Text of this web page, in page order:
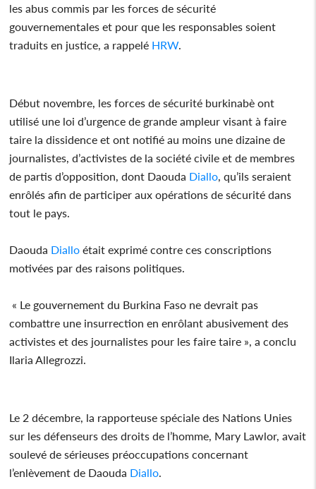
les abus commis par les forces de sécurité
gouvernementales et pour que les responsables soient
traduits en justice, a rappelé HRW.
Début novembre, les forces de sécurité burkinabè ont
utilisé une loi d’urgence de grande ampleur visant à faire
taire la dissidence et ont notifié au moins une dizaine de
journalistes, d’activistes de la société civile et de membres
de partis d’opposition, dont Daouda Diallo , qu’ils seraient
enrôlés afin de participer aux opérations de sécurité dans
tout le pays.
Daouda Diallo était exprimé contre ces conscriptions
motivées par des raisons politiques.
« Le gouvernement du Burkina Faso ne devrait pas
combattre une insurrection en enrôlant abusivement des
activistes et des journalistes pour les faire taire », a conclu
Ilaria Allegrozzi.
Le 2 décembre, la rapporteuse spéciale des Nations Unies
sur les défenseurs des droits de l’homme, Mary Lawlor, avait
soulevé de sérieuses préoccupations concernant
l’enlèvement de Daouda Diallo